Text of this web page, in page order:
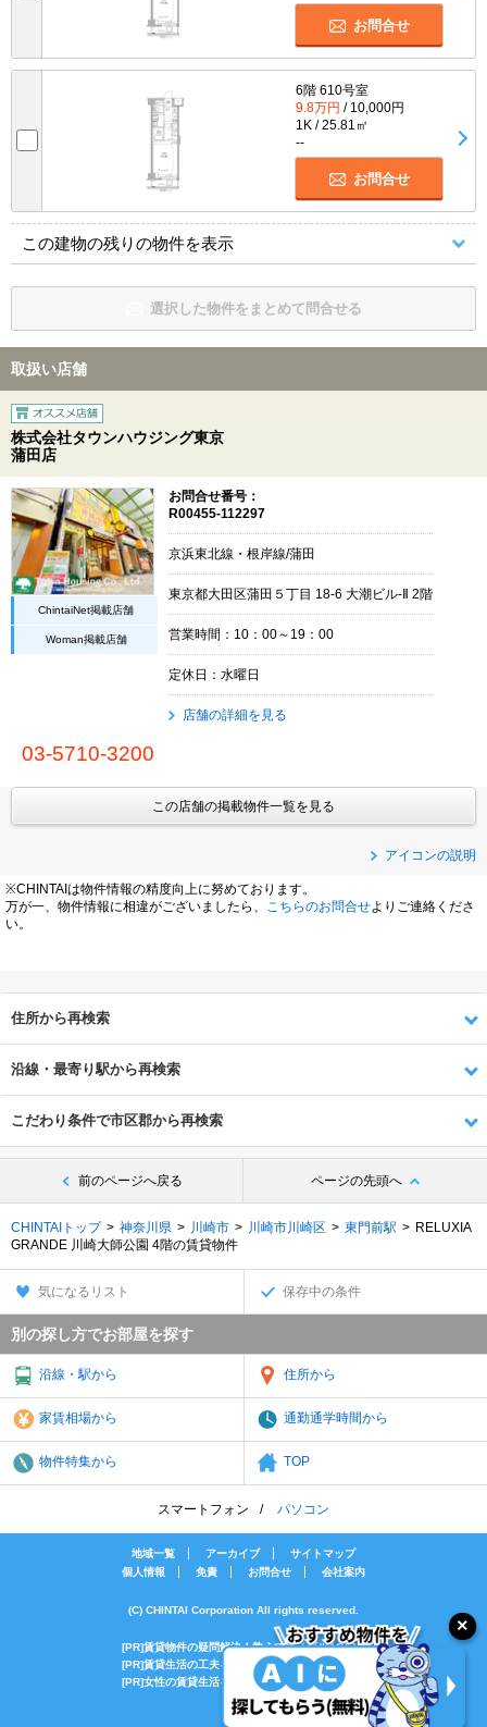
お問合せ
6階 610号室
9.8万円 / 10,000円
1K / 25.81㎡
--
お問合せ
この建物の残りの物件を表示
選択した物件をまとめて問合せる
取扱い店舗
株式会社タウンハウジング東京
蒲田店
ChintaiNet掲載店舗
Woman掲載店舗
お問合せ番号：
R00455-112297
京浜東北線・根岸線/蒲田
東京都大田区蒲田５丁目 18-6 大潮ビル-Ⅱ 2階
営業時間：10：00～19：00
定休日：水曜日
店舗の詳細を見る
03-5710-3200
この店舗の掲載物件一覧を見る
アイコンの説明
※CHINTAIは物件情報の精度向上に努めております。
万が一、物件情報に相違がございましたら、
こちらのお問合せよりご連絡くださ
い。
住所から再検索
沿線・最寄り駅から再検索
こだわり条件で市区郡から再検索
前のページへ戻る ページの先頭へ
CHINTAIトップ 神奈川県 川崎市 川崎市川崎区 東門前駅
RELUXIA
GRANDE 川崎大師公園 4階の賃貸物件
気になるリスト 保存中の条件
別の探し方でお部屋を探す
沿線・駅から 住所から
家賃相場から 通勤通学時間から
物件特集から TOP
スマートフォン パソコン
地域一覧 アーカイブ
サイトマップ
個人情報
免責 お問合せ 会社案内
(C) CHINTAI Corporation All rights reserved.
[PR]賃貸物件の疑問解決！教えてエイブルAGENT
[PR]賃貸生活の工夫を紹介！CHINTAI情報局
[PR]女性の賃貸生活を応援！Woman.CHINTAI